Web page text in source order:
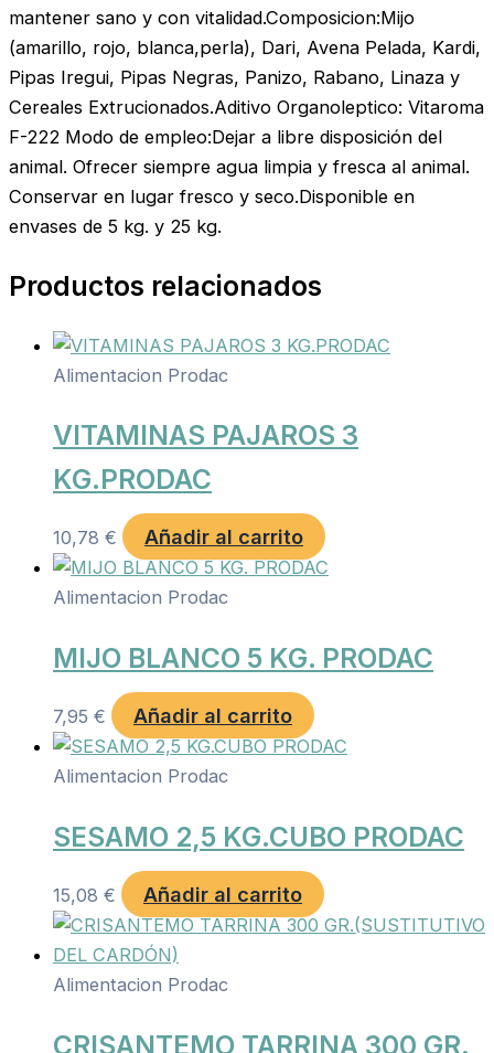
mantener sano y con vitalidad.Composicion:Mijo
(amarillo, rojo, blanca,perla), Dari, Avena Pelada, Kardi,
Pipas Iregui, Pipas Negras, Panizo, Rabano, Linaza y
Cereales Extrucionados.Aditivo Organoleptico: Vitaroma
F-222 Modo de empleo:Dejar a libre disposición del
animal. Ofrecer siempre agua limpia y fresca al animal.
Conservar en lugar fresco y seco.Disponible en
envases de 5 kg. y 25 kg.
Productos relacionados
Alimentacion Prodac
VITAMINAS PAJAROS 3
KG.PRODAC
10,78 € Añadir al carrito
Alimentacion Prodac
MIJO BLANCO 5 KG. PRODAC
7,95 € Añadir al carrito
Alimentacion Prodac
SESAMO 2,5 KG.CUBO PRODAC
15,08 € Añadir al carrito
Alimentacion Prodac
CRISANTEMO TARRINA 300 GR.